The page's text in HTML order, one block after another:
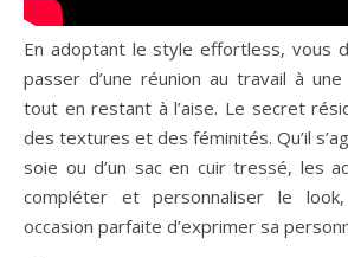
En adoptant le style effortless, vous
passer d’une réunion au travail à
tout en restant à l’aise. Le secret
des textures et des féminités. Qu’il
soie ou d’un sac en cuir tressé, les
compléter et personnaliser le
occasion parfaite d’exprimer sa